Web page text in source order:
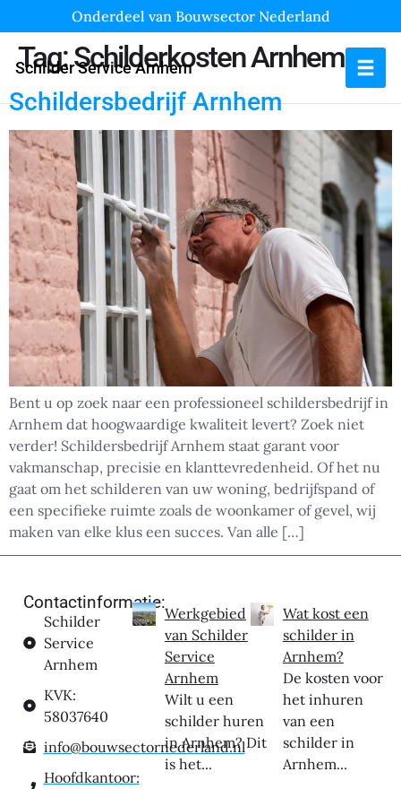
Onderdeel van Bouwsector Nederland
Schilder Service Arnhem
Tag:Schilderkosten Arnhem
Schildersbedrijf Arnhem
Bent u op zoek naar een professioneel schildersbedrijf in
Arnhem dat hoogwaardige kwaliteit levert? Zoek niet
verder! Schildersbedrijf Arnhem staat garant voor
vakmanschap, precisie en klanttevredenheid. Of het nu
gaat om het schilderen van uw woning, bedrijfspand of
een specifieke ruimte zoals de woonkamer of gevel, wij
maken van elke klus een succes. Van alle […]
Contactinformatie:
Schilder
Service
Arnhem
KVK:
58037640
info@bouwsectornederland.nl
Hoofdkantoor:
Werkgebied
van Schilder
Service
Arnhem
Wilt u een
schilder huren
in Arnhem? Dit
is het...
Wat kost een
schilder in
Arnhem?
De kosten voor
het inhuren
van een
schilder in
Arnhem...